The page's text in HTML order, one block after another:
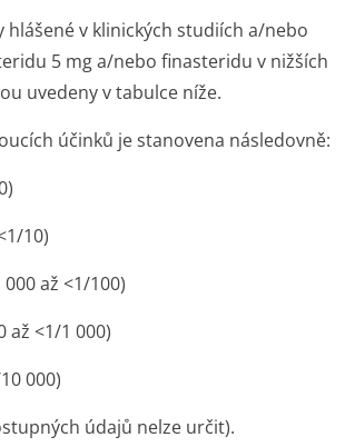
hlášené v klinických studiích a/nebo
5 mg a/nebo finasteridu v nižších
uvedeny v tabulce níže.
účinků je stanovena následovně:
10)
až <1/100)
až <1/1 000)
000)
údajů nelze určit).